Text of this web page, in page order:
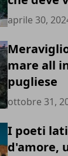
aprile 30,
mare all
pugliese
ottobre 31,
I poeti
d'amore,